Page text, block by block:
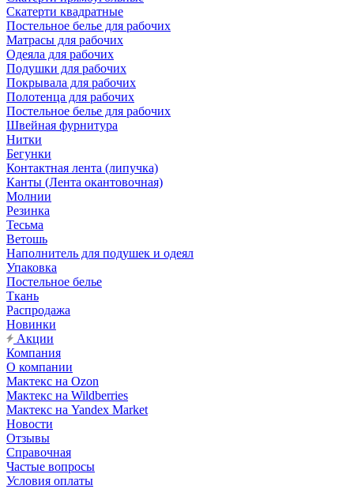
Скатерти квадратные
Постельное белье для рабочих
Матрасы для рабочих
Одеяла для рабочих
Подушки для рабочих
Покрывала для рабочих
Полотенца для рабочих
Постельное белье для рабочих
Швейная фурнитура
Нитки
Бегунки
Контактная лента (липучка)
Канты (Лента окантовочная)
Молнии
Резинка
Тесьма
Ветошь
Наполнитель для подушек и одеял
Упаковка
Постельное белье
Ткань
Распродажа
Новинки
Акции
Компания
О компании
Мактекс на Ozon
Мактекс на Wildberries
Мактекс на Yandex Market
Новости
Отзывы
Справочная
Частые вопросы
Условия оплаты